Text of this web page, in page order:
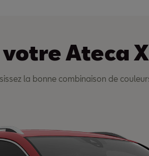
votre Ateca
la bonne combinaison de